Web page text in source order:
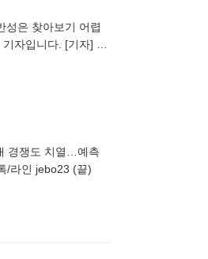
성은 찾아보기 어렵
자입니다. [기자] 안
경쟁도 치열…예측
/라인 jebo23 (끝)